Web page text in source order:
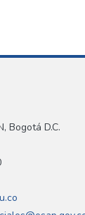
Bogotá D.C.